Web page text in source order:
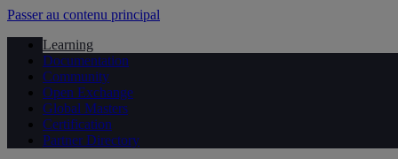
Passer au contenu principal
Learning
Documentation
Community
Open Exchange
Global Masters
Certification
Partner Directory